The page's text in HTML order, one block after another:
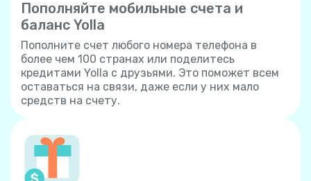
Пополняйте мобильные счета и
баланс Yolla
Пополните счет любого номера телефона в
более чем 100 странах или поделитесь
кредитами Yolla с друзьями. Это поможет всем
оставаться на связи, даже если у них мало
средств на счету.